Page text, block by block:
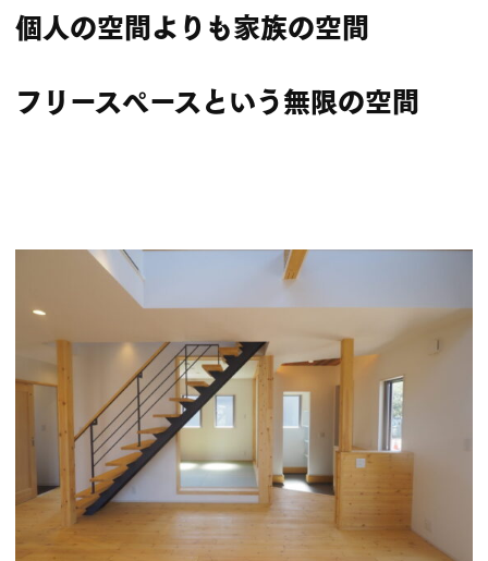
個人の空間よりも家族の空間
フリースペースという無限の空間